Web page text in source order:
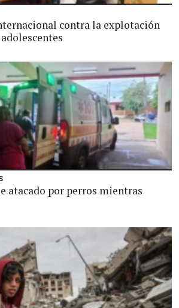
contra la explotación
atacado por perros mientras